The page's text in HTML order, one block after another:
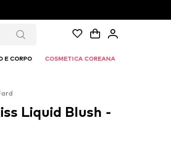
E CORPO COSMETICA COREANA
Liquid Blush -